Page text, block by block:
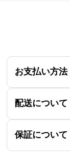
お支払い方法
配送について
保証について